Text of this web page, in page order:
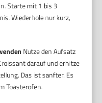
Starte mit 1 bis 3
Wiederhole nur kurz,
Nutze den Aufsatz
darauf und erhitze
Das ist sanfter. Es
Toasterofen.